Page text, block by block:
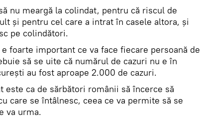
nu meargă la colindat, pentru că riscul de
și pentru cel care a intrat în casele altora, și
pe colindători.
foarte important ce va face fiecare persoană de
să se uite că numărul de cazuri nu e în
au fost aproape 2.000 de cazuri.
este ca de sărbători românii să încerce să
care se întâlnesc, ceea ce va permite să se
va urma.